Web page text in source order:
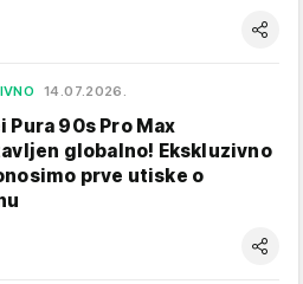
14.07.2026.
Pura 90s Pro Max
globalno! Ekskluzivno
prve utiske o